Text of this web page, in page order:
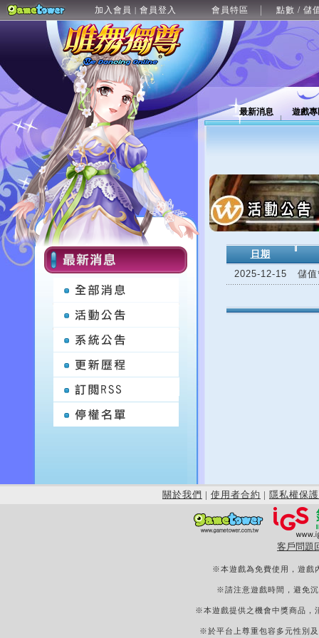
加入會員 | 會員登入 會員特區 點數 / 儲
最新消息 遊戲
日期
2025-12-15
儲
關於我們 | 使用者合約 | 隱私權保護
客戶問題
※本遊戲為免費使用，遊戲
※請注意遊戲時間，避免
※本遊戲提供之機會中獎商品，
※於平台上尊重包容多元性別